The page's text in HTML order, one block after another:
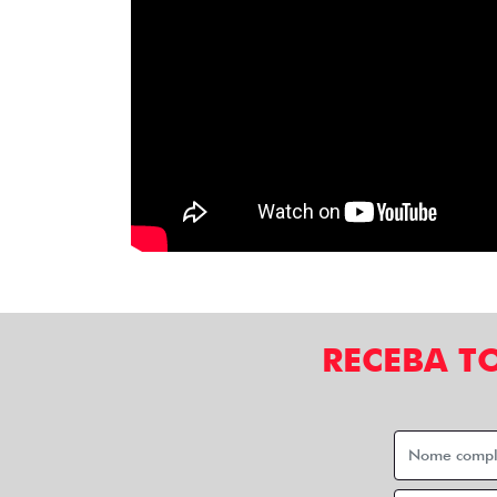
RECEBA